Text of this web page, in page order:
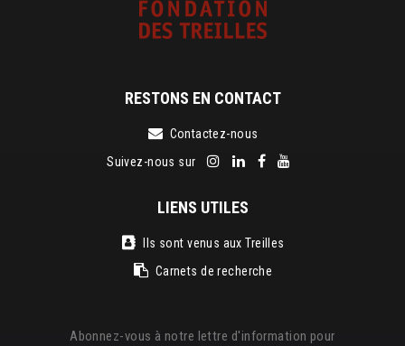
RESTONS EN CONTACT
Contactez-nous
Suivez-nous sur
LIENS UTILES
Ils sont venus aux Treilles
Carnets de recherche
Abonnez-vous à notre lettre d'information pour